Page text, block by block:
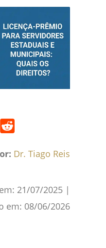
Pinterest
Dr. Tiago Reis
21/07/2025 |
em: 08/06/2026